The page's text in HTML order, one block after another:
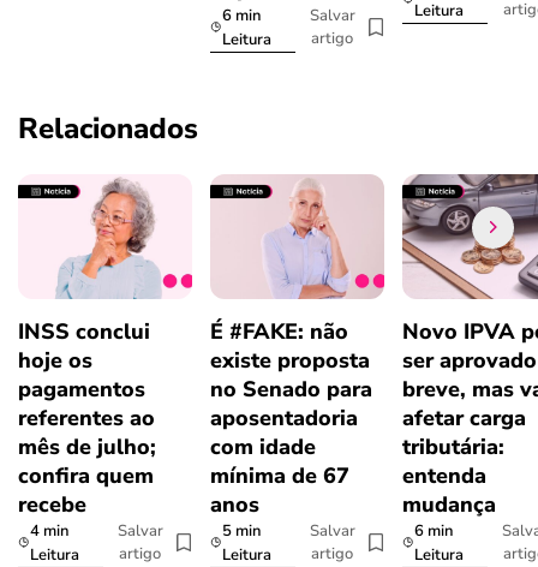
6 min
Leitura
Salvar
artigo
Leitura
Relacionados
INSS conclui
hoje os
pagamentos
referentes ao
mês de julho;
confira quem
recebe
4 min
Leitura
Salvar
artigo
É #FAKE: não
existe proposta
no Senado para
aposentadoria
com idade
mínima de 67
anos
5 min
Leitura
Salvar
artigo
Novo IPVA
ser
breve, mas
afetar carga
tributária:
entenda
mudança
6 min
Leitura